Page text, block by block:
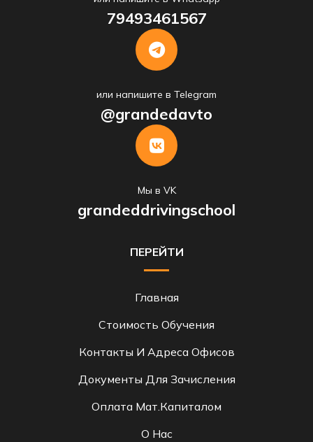
79493461567
или напишите в Telegram
@grandedavto
Мы в VK
grandeddrivingschool
ПЕРЕЙТИ
Главная
Стоимость Обучения
Контакты И Адреса Офисов
Документы Для Зачисления
Оплата Мат.капиталом
О Нас